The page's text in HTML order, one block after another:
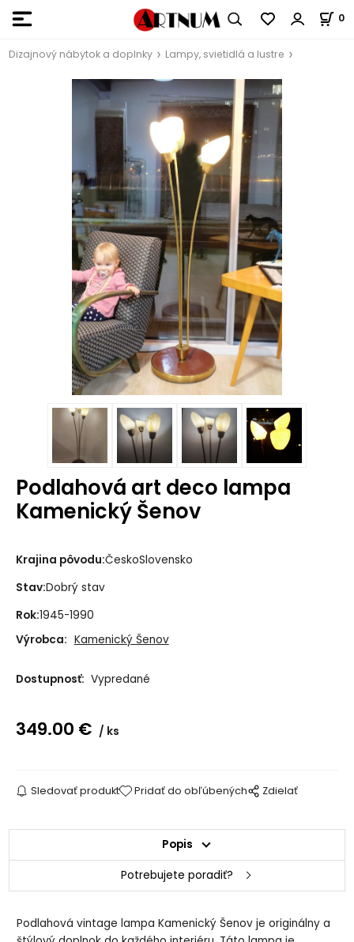
0
Dizajnový nábytok a doplnky Lampy, svietidlá a lustre
Podlahová art deco lampa
Kamenický Šenov
Krajina pôvodu:ČeskoSlovensko
Stav:Dobrý stav
Rok:1945-1990
Výrobca: Kamenický Šenov
Dostupnosť: Vypredané
349.00 € ks
Sledovať produkt Pridať do obľúbených Zdielať
Popis
Potrebujete poradiť?
Podlahová vintage lampa Kamenický Šenov je originálny a